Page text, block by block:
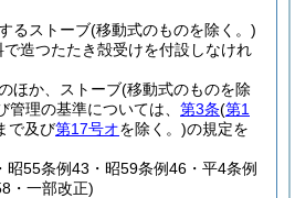
るストーブ(移動式のものを除く。)
造つたたき殻受けを付設しなけれ
ほか、ストーブ(移動式のものを除
管理の基準については、 第3条(第1
で及び第17号オを除く。)の規定を
昭55条例43・昭59条例46・平4条例
・一部改正)